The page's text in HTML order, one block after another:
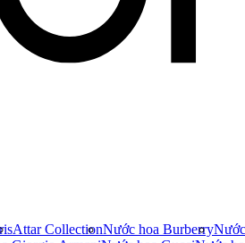
Attar CollectionNước hoa Burberry